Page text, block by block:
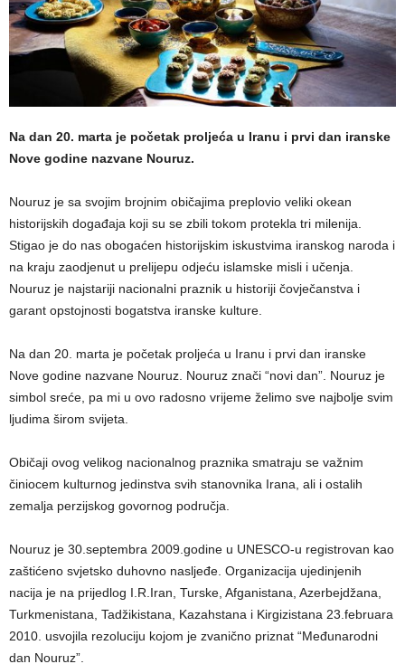
Na dan 20. marta je početak proljeća u Iranu i prvi dan iranske
Nove godine nazvane Nouruz.
Nouruz je sa svojim brojnim običajima preplovio veliki okean
historijskih događaja koji su se zbili tokom protekla tri milenija.
Stigao je do nas obogaćen historijskim iskustvima iranskog naroda i
na kraju zaodjenut u prelijepu odjeću islamske misli i učenja.
Nouruz je najstariji nacionalni praznik u historiji čovječanstva i
garant opstojnosti bogatstva iranske kulture.
Na dan 20. marta je početak proljeća u Iranu i prvi dan iranske
Nove godine nazvane Nouruz. Nouruz znači “novi dan”. Nouruz je
simbol sreće, pa mi u ovo radosno vrijeme želimo sve najbolje svim
ljudima širom svijeta.
Običaji ovog velikog nacionalnog praznika smatraju se važnim
činiocem kulturnog jedinstva svih stanovnika Irana, ali i ostalih
zemalja perzijskog govornog područja.
Nouruz je 30.septembra 2009.godine u UNESCO-u registrovan kao
zaštićeno svjetsko duhovno nasljeđe. Organizacija ujedinjenih
nacija je na prijedlog I.R.Iran, Turske, Afganistana, Azerbejdžana,
Turkmenistana, Tadžikistana, Kazahstana i Kirgizistana 23.februara
2010. usvojila rezoluciju kojom je zvanično priznat “Međunarodni
dan Nouruz”.